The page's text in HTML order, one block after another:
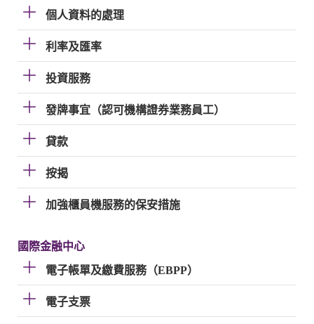
個人資料的處理
利率及匯率
投資服務
發牌事宜（認可機構證券業務員工）
貸款
按揭
加強櫃員機服務的保安措施
國際金融中心
電子帳單及繳費服務（EBPP）
電子支票